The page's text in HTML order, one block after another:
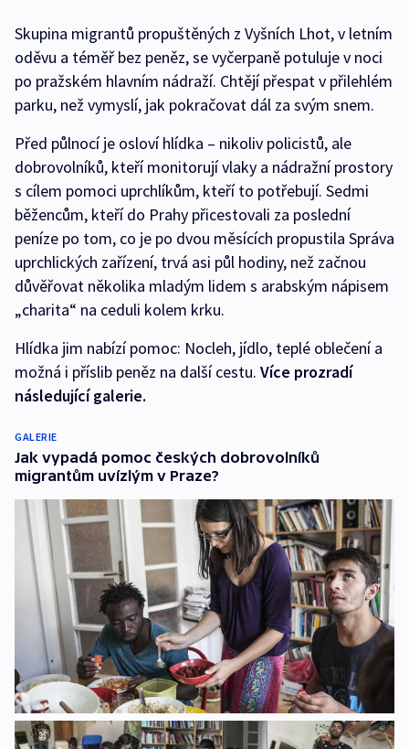
Skupina migrantů propuštěných z Vyšních Lhot, v letním
oděvu a téměř bez peněz, se vyčerpaně potuluje v noci
po pražském hlavním nádraží. Chtějí přespat v přilehlém
parku, než vymyslí, jak pokračovat dál za svým snem.
Před půlnocí je osloví hlídka – nikoliv policistů, ale
dobrovolníků, kteří monitorují vlaky a nádražní prostory
s cílem pomoci uprchlíkům, kteří to potřebují. Sedmi
běžencům, kteří do Prahy přicestovali za poslední
peníze po tom, co je po dvou měsících propustila Správa
uprchlických zařízení, trvá asi půl hodiny, než začnou
důvěřovat několika mladým lidem s arabským nápisem
„charita“ na ceduli kolem krku.
Hlídka jim nabízí pomoc: Nocleh, jídlo, teplé oblečení a
možná i příslib peněz na další cestu. Více prozradí
následující galerie.
GALERIE
Jak vypadá pomoc českých dobrovolníků
migrantům uvízlým v Praze?